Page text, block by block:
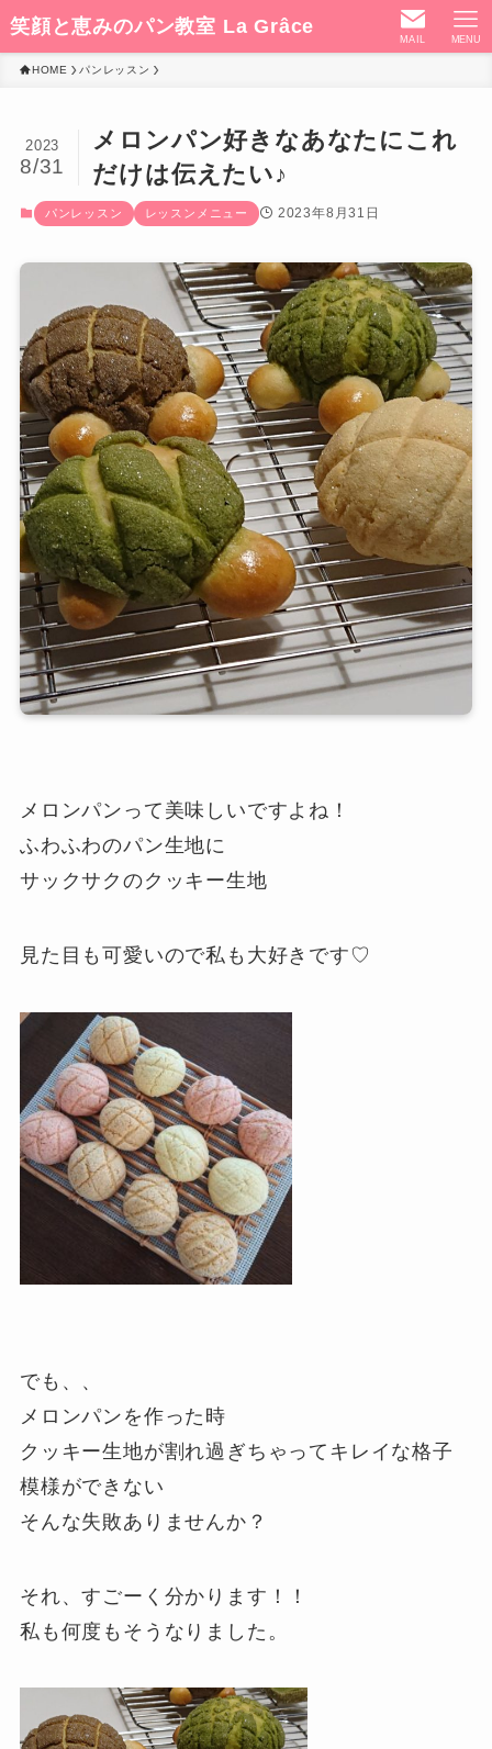
笑顔と恵みのパン教室 La Grâce
MAIL MENU
HOME パンレッスン
メロンパン好きなあなたにこれ
だけは伝えたい♪
2023
8/31
パンレッスン レッスンメニュー 2023年8月31日
メロンパンって美味しいですよね！
ふわふわのパン生地に
サックサクのクッキー生地
見た目も可愛いので私も大好きです♡
でも、、
メロンパンを作った時
クッキー生地が割れ過ぎちゃってキレイな格子
模様ができない
そんな失敗ありませんか？
それ、すごーく分かります！！
私も何度もそうなりました。